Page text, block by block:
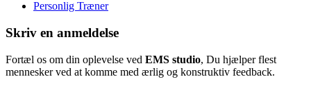
Personlig Træner
Skriv en anmeldelse
Fortæl os om din oplevelse ved EMS studio, Du hjælper flest
mennesker ved at komme med ærlig og konstruktiv feedback.